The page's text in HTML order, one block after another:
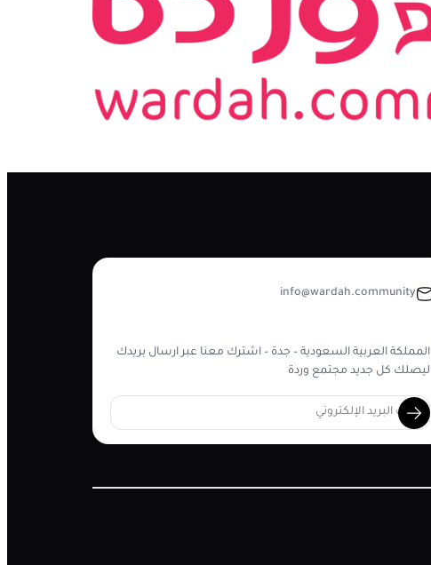
info@wardah.community
المملكة العربية السعودية – جدة – اشترك معنا عبر ارسال بريدك
ليصلك كل جديد مجتمع وردة